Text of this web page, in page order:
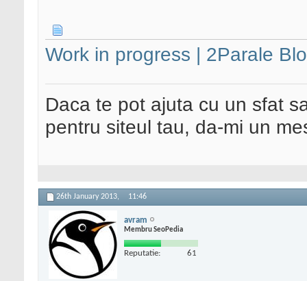
Work in progress | 2Parale
Daca te pot ajuta cu un sfat
pentru siteul tau, da-mi un
26th January 2013, 11:46
avram
Membru SeoPedia
Reputatie: 61